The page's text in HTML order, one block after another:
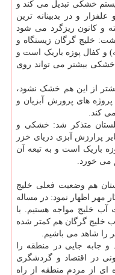
خشکی تبدیل می کند و
و در بدبینانه ترین
و کانون ریزگرد می شود
خلیج گرگان زیستگاه و
و کفال پوزه باریک است و
خشکی بیشتر می تواند روی
از این هم خشک نشود،
پروژه های پرورش آبزیان و
کند.
متذکر شد: خشکی و
پرارزش آبزی دریای خزر
باریک است و به تبعه آن
می خورد.
هم وضعیت فعلی خلیج
مهر اظهار نمود: در مساله
آب خلیج مواجه هستیم. با
خلیج گرگان هم کمتر شده
شاهد می باشیم.
و جابه جایی در منطقه را
در اقتصاد و گردشگری
ای از مردم منطقه از راه